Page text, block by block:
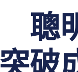
聰
突破